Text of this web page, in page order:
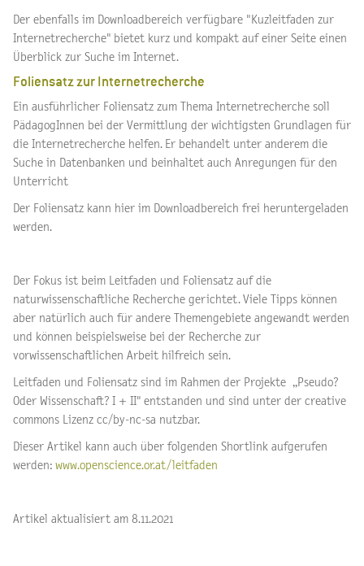
Der ebenfalls im Downloadbereich verfügbare "Kuzleitfaden zur
Internetrecherche" bietet kurz und kompakt auf einer Seite einen
Überblick zur Suche im Internet.
Foliensatz zur Internetrecherche
Ein ausführlicher Foliensatz zum Thema Internetrecherche soll
PädagogInnen bei der Vermittlung der wichtigsten Grundlagen für
die Internetrecherche helfen. Er behandelt unter anderem die
Suche in Datenbanken und beinhaltet auch Anregungen für den
Unterricht
Der Foliensatz kann hier im Downloadbereich frei heruntergeladen
werden.
Der Fokus ist beim Leitfaden und Foliensatz auf die
naturwissenschaftliche Recherche gerichtet. Viele Tipps können
aber natürlich auch für andere Themengebiete angewandt werden
und können beispielsweise bei der Recherche zur
vorwissenschaftlichen Arbeit hilfreich sein.
Leitfaden und Foliensatz sind im Rahmen der Projekte „Pseudo?
Oder Wissenschaft? I + II" entstanden und sind unter der creative
commons Lizenz cc/by-nc-sa nutzbar.
Dieser Artikel kann auch über folgenden Shortlink aufgerufen
werden: www.openscience.or.at/leitfaden
Artikel aktualisiert am 8.11.2021